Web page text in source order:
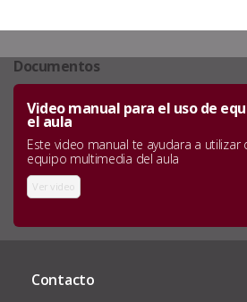
Documentos
Video manual para el uso de
el aula
Este video manual te ayudara a
equipo multimedia del aula
Ver video
Contacto